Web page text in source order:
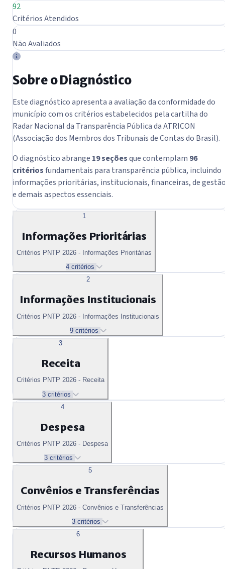
92
Critérios Atendidos
0
Não Avaliados
Sobre o Diagnóstico
Este diagnóstico apresenta a avaliação da conformidade do
município com os critérios estabelecidos pela cartilha do
Radar Nacional da Transparência Pública da ATRICON
(Associação dos Membros dos Tribunais de Contas do Brasil).
O diagnóstico abrange 19 seçõesque contemplam 96
critériosfundamentais para transparência pública, incluindo
informações prioritárias, institucionais, financeiras, de
e demais aspectos essenciais.
1
Informações Prioritárias
Critérios PNTP 2026 - Informações Prioritárias
4 critérios
2
Informações Institucionais
Critérios PNTP 2026 - Informações Institucionais
9 critérios
3
Receita
Critérios PNTP 2026 - Receita
3 critérios
4
Despesa
Critérios PNTP 2026 - Despesa
3 critérios
5
Convênios e Transferências
Critérios PNTP 2026 - Convênios e Transferências
3 critérios
6
Recursos Humanos